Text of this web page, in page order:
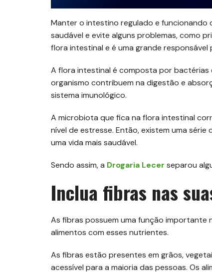
Manter o intestino regulado e
saudável e evite alguns problemas, como
flora intestinal e é uma grande
A flora intestinal é composta por bactérias
organismo contribuem na digestão e
sistema imunológico.
A microbiota que fica na flora intestinal
nível de estresse. Então, existem uma
uma vida mais saudável.
Sendo assim, a Drogaria Lecer separou
Inclua fibras nas
As fibras possuem uma função importante
alimentos com esses nutrientes.
As fibras estão presentes em grãos,
acessível para a maioria das pessoas. Os